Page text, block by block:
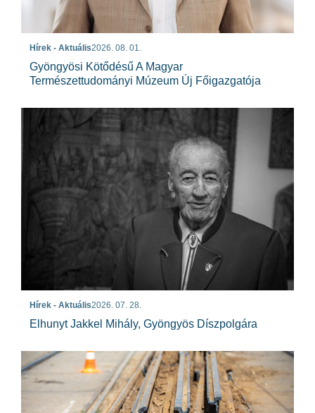
Hírek - Aktuális2026. 08. 01.
Gyöngyösi Kötődésű A Magyar
Természettudományi Múzeum Új Főigazgatója
Hírek - Aktuális2026. 07. 28.
Elhunyt Jakkel Mihály, Gyöngyös Díszpolgára